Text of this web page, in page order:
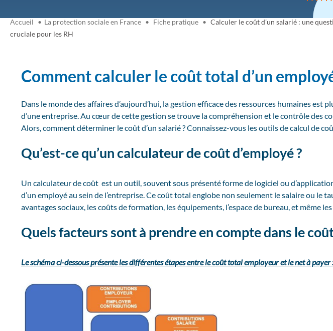
Accueil La protection sociale en France Fiche pratique
Calculer le coût d’un salarié : une
cruciale pour les RH
Comment calculer le coût total d’un
Dans le monde des affaires d’aujourd’hui, la gestion efficace des ressources humaines est
d’une entreprise. Au cœur de cette gestion se trouve la compréhension et le contrôle des
Alors, comment déterminer le coût d’un salarié ? Connaissez-vous les outils de calcul de
Qu’est-ce qu’un calculateur de coût d’employé ?
Un calculateur de coût est un outil, souvent sous présenté forme de logiciel ou
d’un employé au sein de l’entreprise. Ce coût total englobe non seulement le salaire ou le
avantages sociaux, les coûts de formation, les équipements, l’espace de bureau, et même
Quels facteurs sont à prendre en compte dans le
Le schéma ci-dessous présente les différentes étapes entre le coût total employeur et le net à payer :